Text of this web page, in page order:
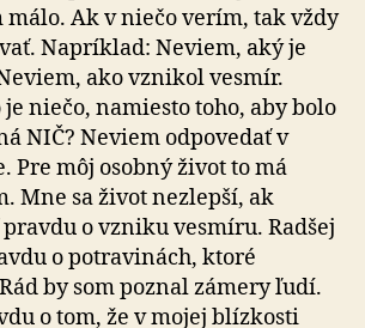
málo. Ak v niečo verím, tak vždy
Napríklad: Neviem, aký je
ako vznikol vesmír.
niečo, namiesto toho, aby bolo
NIČ? Neviem odpovedať v
Pre môj osobný život to má
Mne sa život nezlepší, ak
o vzniku vesmíru. Radšej
o potravinách, ktoré
by som poznal zámery ľudí.
o tom, že v mojej blízkosti